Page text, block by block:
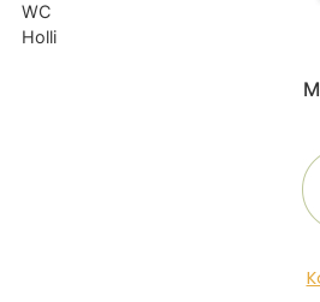
WC
Holli